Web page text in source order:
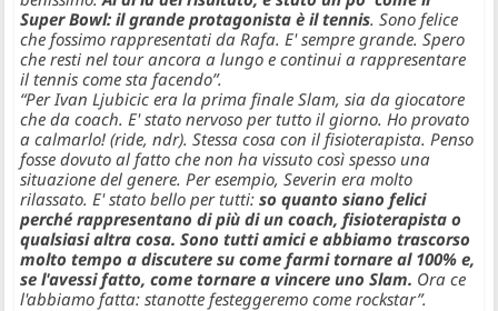
Super Bowl: il grande protagonista è il tennis. Sono felice
che fossimo rappresentati da Rafa. E' sempre grande. Spero
che resti nel tour ancora a lungo e continui a rappresentare
il tennis come sta facendo”.
“Per Ivan Ljubicic era la prima finale Slam, sia da giocatore
che da coach. E' stato nervoso per tutto il giorno. Ho provato
a calmarlo! (ride, ndr). Stessa cosa con il fisioterapista. Penso
fosse dovuto al fatto che non ha vissuto così spesso una
situazione del genere. Per esempio, Severin era molto
rilassato. E' stato bello per tutti:so quanto siano felici
perché rappresentano di più di un coach, fisioterapista o
qualsiasi altra cosa. Sono tutti amici e abbiamo trascorso
molto tempo a discutere su come farmi tornare al 100% e,
se l'avessi fatto, come tornare a vincere uno Slam. Ora ce
l'abbiamo fatta: stanotte festeggeremo come rockstar”.